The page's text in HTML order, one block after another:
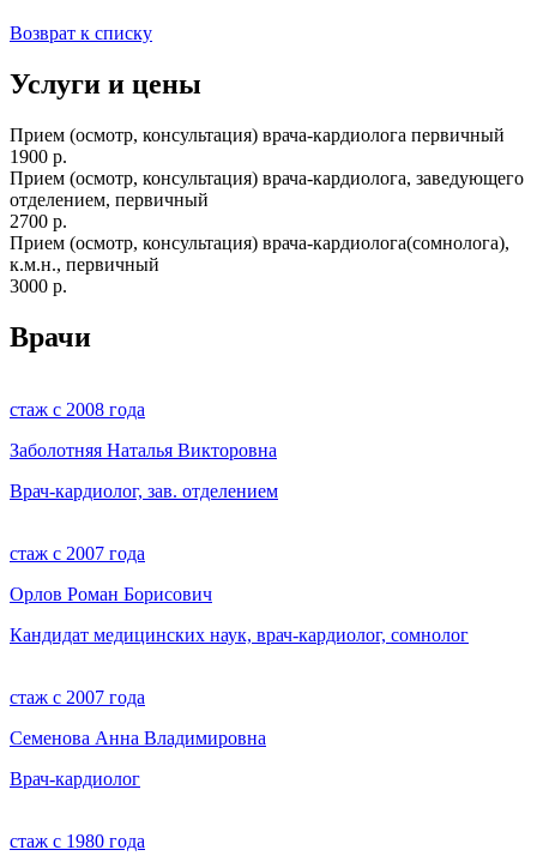
Возврат к списку
Услуги и цены
Прием (осмотр, консультация) врача-кардиолога первичный
1900 р.
Прием (осмотр, консультация) врача-кардиолога, заведующего
отделением, первичный
2700 р.
Прием (осмотр, консультация) врача-кардиолога(сомнолога),
к.м.н., первичный
3000 р.
Врачи
стаж с 2008 года
Заболотняя Наталья Викторовна
Врач-кардиолог, зав. отделением
стаж с 2007 года
Орлов Роман Борисович
Кандидат медицинских наук, врач-кардиолог, сомнолог
стаж с 2007 года
Семенова Анна Владимировна
Врач-кардиолог
стаж с 1980 года